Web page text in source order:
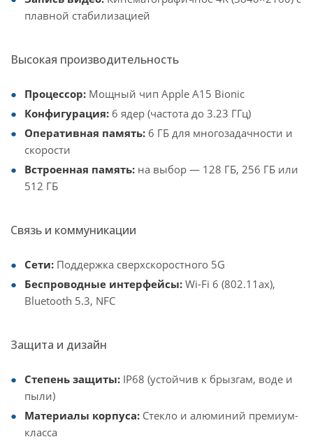
плавной стабилизацией
Высокая производительность
Процессор: Мощный чип Apple A15 Bionic
Конфигурация: 6 ядер (частота до 3.23 ГГц)
Оперативная память: 6 ГБ для многозадачности и
скорости
Встроенная память: на выбор — 128 ГБ, 256 ГБ или
512 ГБ
Связь и коммуникации
Сети: Поддержка сверхскоростного 5G
Беспроводные интерфейсы: Wi-Fi 6 (802.11ax),
Bluetooth 5.3, NFC
Защита и дизайн
Степень защиты: IP68 (устойчив к брызгам, воде и
пыли)
Материалы корпуса: Стекло и алюминий премиум-
класса